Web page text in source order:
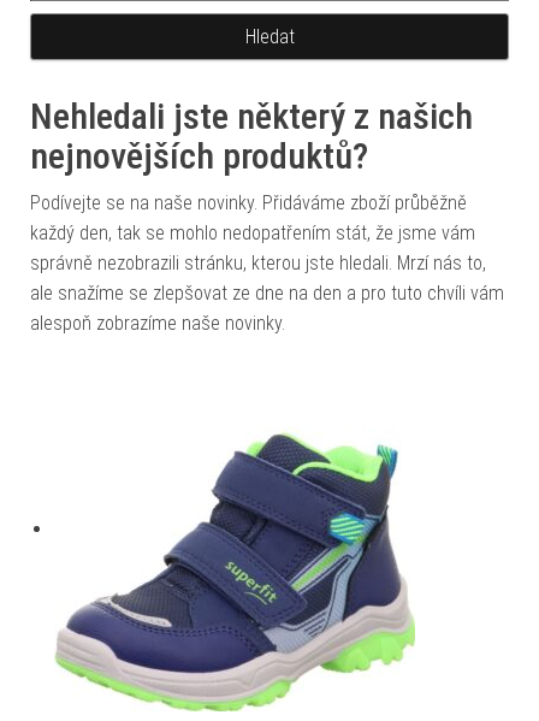
Nehledali jste některý z našich
nejnovějších produktů?
Podívejte se na naše novinky. Přidáváme zboží průběžně
každý den, tak se mohlo nedopatřením stát, že jsme vám
správně nezobrazili stránku, kterou jste hledali. Mrzí nás to,
ale snažíme se zlepšovat ze dne na den a pro tuto chvíli vám
alespoň zobrazíme naše novinky.